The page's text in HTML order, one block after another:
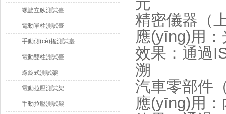
螺旋立臥測試臺
電動單柱測試臺
手動側(cè)搖測試臺
電動雙柱測試臺
螺旋式測試架
電動拉壓測試架
手動拉壓測試架
精密儀器（
應(yīng)用
效果：通過
溯
汽車零部件
應(yīng)用